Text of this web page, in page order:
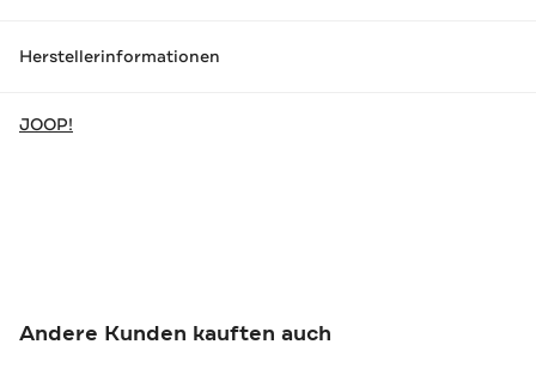
Herstellerinformationen
JOOP!
Andere Kunden kauften auch